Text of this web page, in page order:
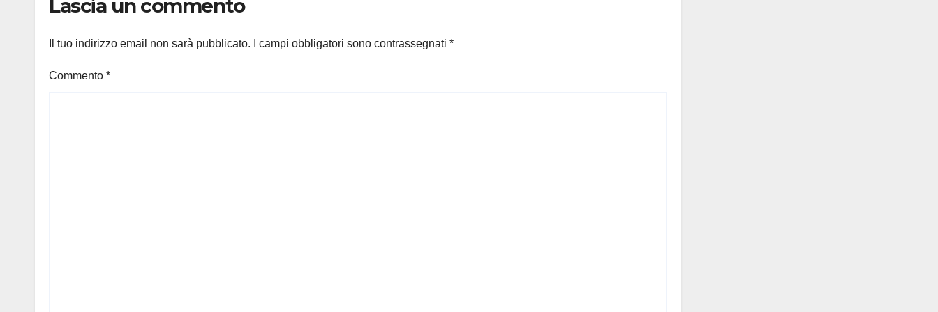
Lascia un commento
Il tuo indirizzo email non sarà pubblicato. I campi obbligatori sono contrassegnati *
Commento *